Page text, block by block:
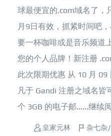
球最便宜的.com域名了，
月9日有效，抓紧时间吧
要一杯咖啡或是音乐频道
您的个人品牌！新注册
此次限期优惠 从 10 月
凡于 Gandi 注册之域名皆
个 3GB 的电子邮......继续
皇家元林 杂七杂